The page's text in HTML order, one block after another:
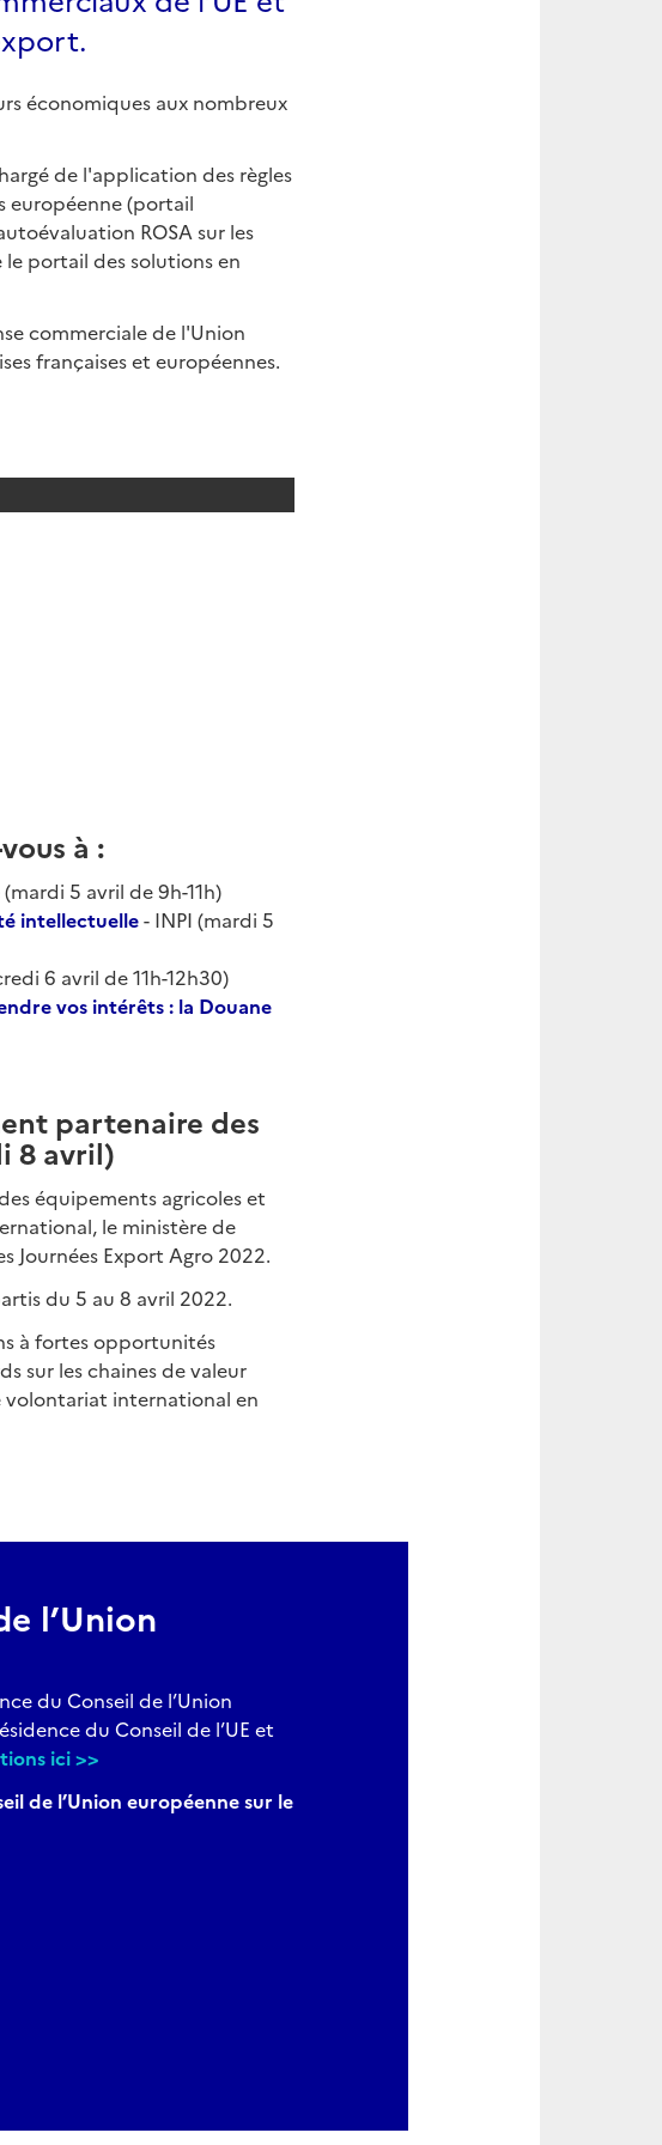
économiques aux nombreux
de l'application des règles
européenne (portail
ROSA sur les
le portail des solutions en
commerciale de l'Union
françaises et européennes.
à :
5 avril de 9h-11h)
intellectuelle- INPI (mardi 5
6 avril de 11h-12h30)
vos intérêts : la Douane
partenaire des
8 avril)
équipements agricoles et
le ministère de
Journées Export Agro 2022.
du 5 au 8 avril 2022.
à fortes opportunités
sur les chaines de valeur
volontariat international en
l’Union
du Conseil de l’Union
du Conseil de l’UE et
ici >>
de l’Union européenne sur le